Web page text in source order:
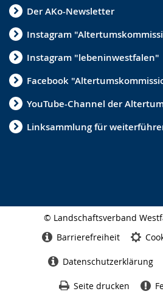
Der AKo-Newsletter
Instagram
Instagram "lebeninwestfalen"
Facebook
YouTube-Channel der
Linksammlung für
© Landschaftsverband
Barrierefreiheit
Datenschutzerklärung
Seite drucken